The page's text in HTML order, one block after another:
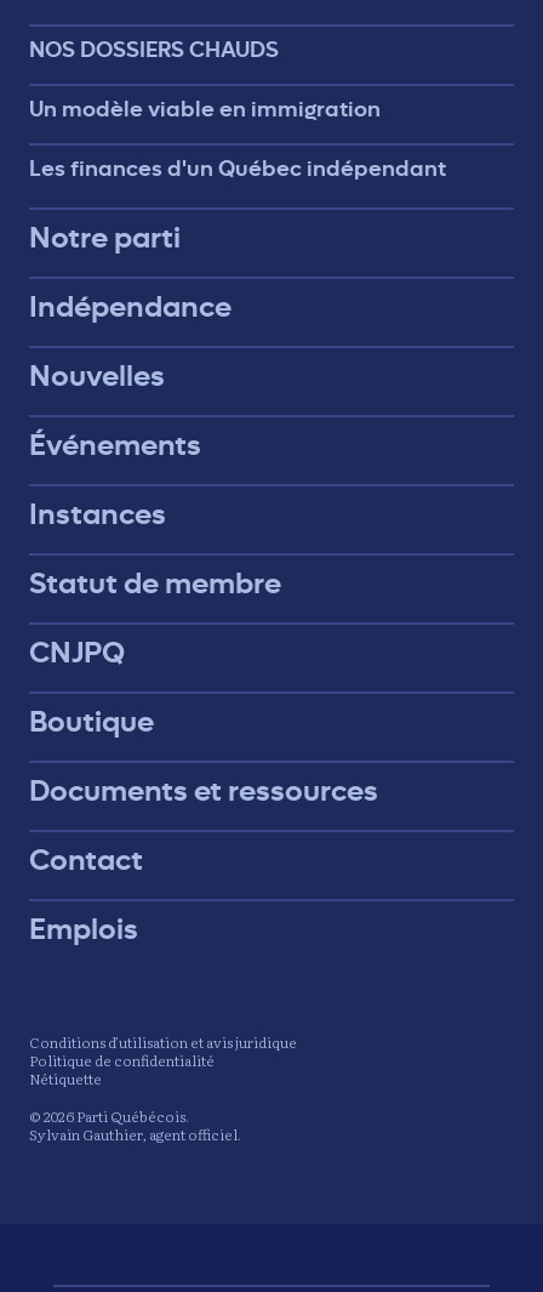
NOS DOSSIERS CHAUDS
Un modèle viable en immigration
Les finances d'un Québec indépendant
Notre parti
Indépendance
Nouvelles
Événements
Instances
Statut de membre
CNJPQ
Boutique
Documents et ressources
Contact
Emplois
Conditions d’utilisation et avis juridique
Politique de confidentialité
Nétiquette
© 2026 Parti Québécois.
Sylvain Gauthier, agent officiel.